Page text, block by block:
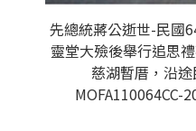
先總統蔣公逝世-民國
靈堂大殮後舉行追思
慈湖暫厝，沿
MOFA110064CC-